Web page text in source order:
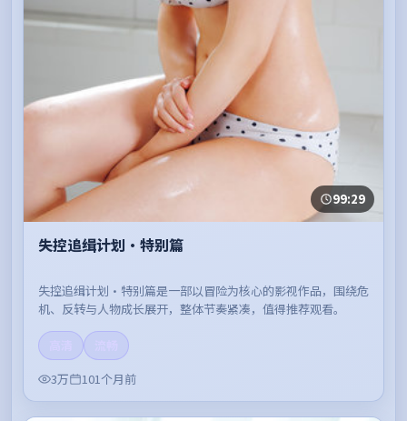
99:29
失控追缉计划·特别篇
失控追缉计划·特别篇是一部以冒险为核心的影视作品，围绕危
机、反转与人物成长展开，整体节奏紧凑，值得推荐观看。
3万
101个月前